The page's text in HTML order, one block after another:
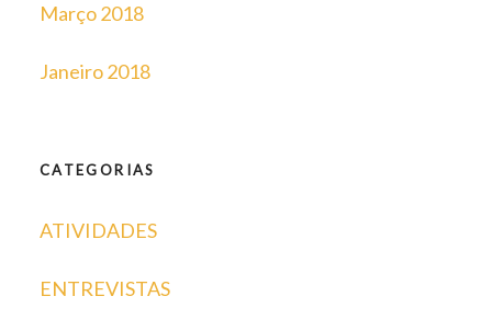
Março 2018
Janeiro 2018
CATEGORIAS
ATIVIDADES
ENTREVISTAS